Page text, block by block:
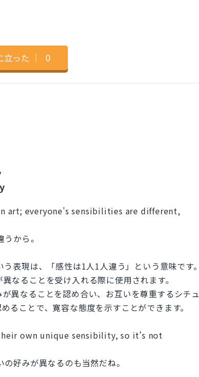
立った ｜ 0
art; everyone's sensibilities are different,
から。
現は、「感性は1人1人違う」という意味です。
なることを受け入れる際に使用されます。
異なることを認め合い、お互いを尊重するシチュ
ることで、寛容な態度を示すことができます。
own unique sensibility, so it's not
好みが異なるのも当然だね。